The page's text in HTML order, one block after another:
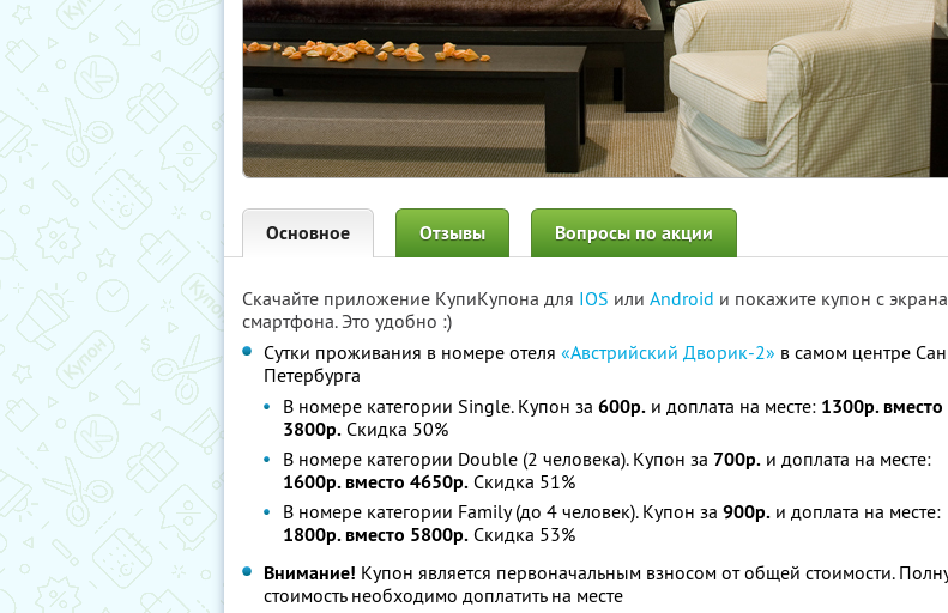
Основное Отзывы Вопросы по акции
Скачайте приложение КупиКупона для IOS или Android и покажите купон с экрана
смартфона. Это удобно :)
Сутки проживания в номере отеля «Австрийский Дворик-2» в самом центре
Петербурга
В номере категории Single. Купон за 600р. и доплата на месте: 1300р. вместо
3800р. Скидка 50%
В номере категории Double (2 человека). Купон за 700р. и доплата на месте:
1600р. вместо 4650р. Скидка 51%
В номере категории Family (до 4 человек). Купон за 900р. и доплата на месте:
1800р. вместо 5800р. Скидка 53%
Внимание! Купон является первоначальным взносом от общей стоимости.
стоимость необходимо доплатить на месте